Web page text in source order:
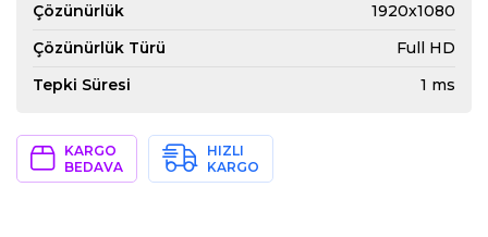
Çözünürlük
1920x1080
Çözünürlük Türü
Full HD
Tepki Süresi
1 ms
KARGO
BEDAVA
HIZLI
KARGO